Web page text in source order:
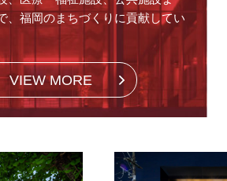
、福岡のまちづくりに貢献してい
VIEW MORE